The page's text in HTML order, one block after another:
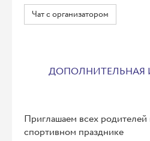
Чат с организатором
Приглашаем всех родителей
спортивном празднике